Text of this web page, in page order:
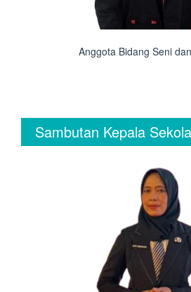
Anggota Bidang Seni
Sambutan Kepala